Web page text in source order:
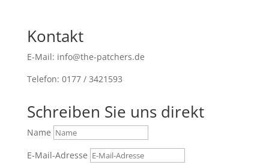
Kontakt
E-Mail: info@the-patchers.de
Telefon: 0177 / 3421593
Schreiben Sie uns direkt
Name
E-Mail-Adresse